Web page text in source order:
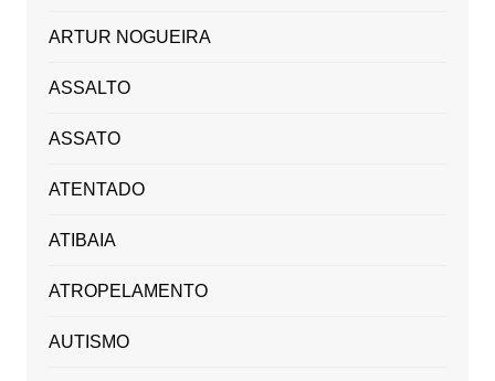
ARTUR NOGUEIRA
ASSALTO
ASSATO
ATENTADO
ATIBAIA
ATROPELAMENTO
AUTISMO